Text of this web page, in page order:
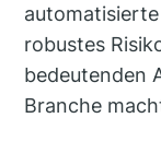
robustes
bedeutenden
Branche